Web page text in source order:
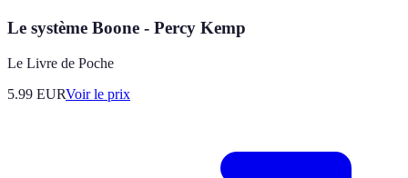
Le système Boone - Percy Kemp
Le Livre de Poche
5.99 EURVoir le prix